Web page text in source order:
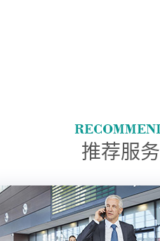
推荐服务